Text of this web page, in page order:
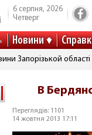
6 серпня, 2026
Четверг
Новини
Запорізькой області
В
Переглядів: 1101
14 жовтня 2013 17:11